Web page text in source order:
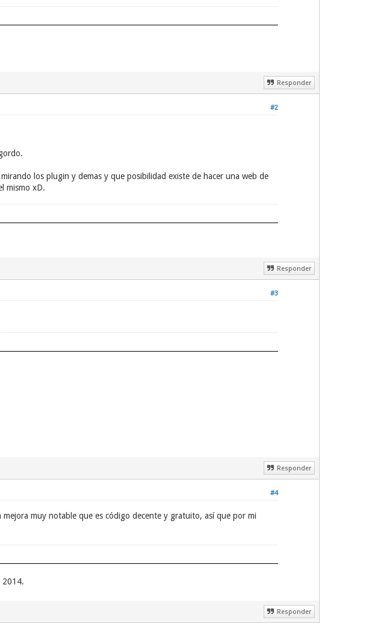
Responder
#2
los plugin y demas y que posibilidad existe de hacer una web de
mismo xD.
Responder
#3
Responder
#4
muy notable que es código decente y gratuito, así que por mi
2014.
Responder